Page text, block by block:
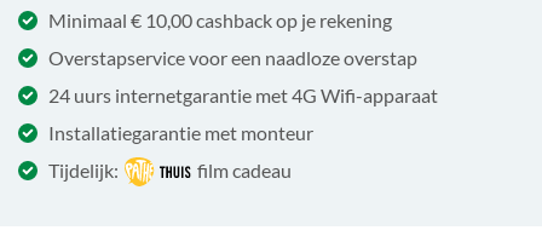
Minimaal € 10,00 cashback op je rekening
Overstapservice voor een naadloze overstap
24 uurs internetgarantie met 4G Wifi-apparaat
Installatiegarantie met monteur
Tijdelijk:
film cadeau